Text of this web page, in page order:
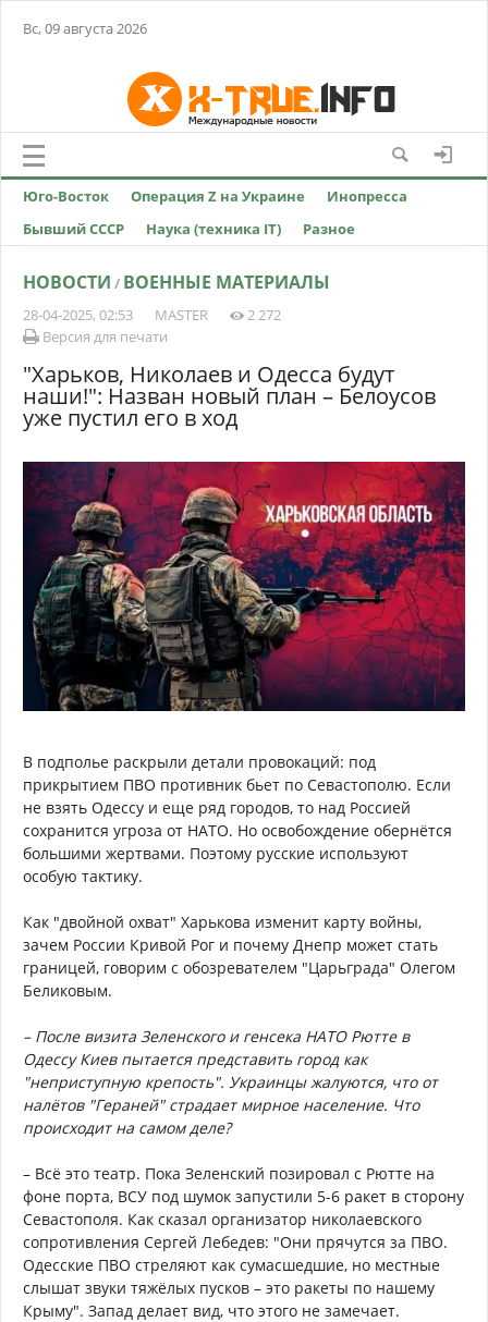
Вс, 09 августа 2026
Юго-Восток Операция Z на Украине
Инопресса
Бывший СССР
Наука (техника IT) Разное
НОВОСТИ / ВОЕННЫЕ МАТЕРИАЛЫ
28-04-2025, 02:53 MASTER
2 272
Версия для печати
"Харьков, Николаев и Одесса будут
наши!": Назван новый план – Белоусов
уже пустил его в ход
В подполье раскрыли детали провокаций: под
прикрытием ПВО противник бьет по Севастополю. Если
не взять Одессу и еще ряд городов, то над Россией
сохранится угроза от НАТО. Но освобождение обернётся
большими жертвами. Поэтому русские используют
особую тактику.
Как "двойной охват" Харькова изменит карту войны,
зачем России Кривой Рог и почему Днепр может стать
границей, говорим с обозревателем "Царьграда" Олегом
Беликовым.
– После визита Зеленского и генсека НАТО Рютте в
Одессу Киев пытается представить город как
"неприступную крепость". Украинцы жалуются, что от
налётов "Гераней" страдает мирное население. Что
происходит на самом деле?
– Всё это театр. Пока Зеленский позировал с Рютте на
фоне порта, ВСУ под шумок запустили 5-6 ракет в сторону
Севастополя. Как сказал организатор николаевского
сопротивления Сергей Лебедев: "Они прячутся за ПВО.
Одесские ПВО стреляют как сумасшедшие, но местные
слышат звуки тяжёлых пусков – это ракеты по нашему
Крыму". Запад делает вид, что этого не замечает.